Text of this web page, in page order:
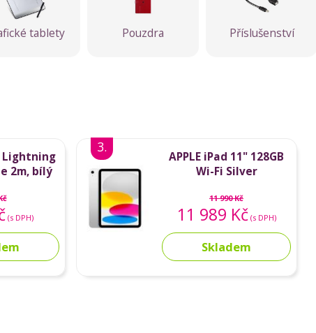
tablety Pouzdra Příslušenství
Lightning
2m, bílý
(s DPH)
3.
APPLE iPad 11" 128GB
Wi-Fi Silver
11 990 Kč
11 989 Kč(s DPH)
Skladem